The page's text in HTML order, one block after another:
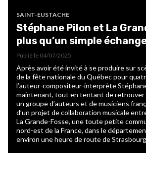
SAINT-EUSTACHE
Stéphane Pilon et La
plus qu’un simple
Publié le 04/07/2025
Après avoir été invité à se produire sur
de la fête nationale du Québec pour
l’auteur-compositeur-interprète
maintenant, tout en tentant de retrouver
un groupe d’auteurs et de musiciens
d’un projet de collaboration musicale
La Grande-Fosse, une toute petite
nord-est de la France, dans le
environ une heure de route de